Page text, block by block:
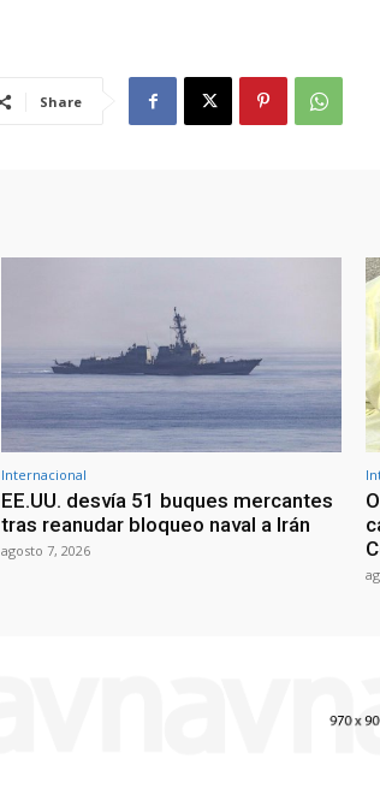
Share
Internacional
EE.UU. desvía 51 buques mercantes
tras reanudar bloqueo naval a Irán
agosto 7, 2026